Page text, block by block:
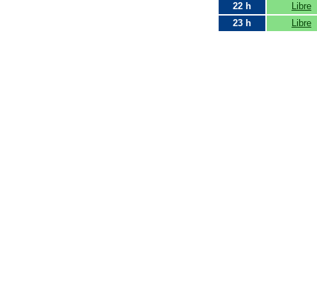
22 h
Libre
23 h
Libre